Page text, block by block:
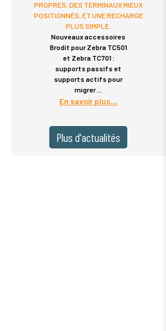
PROPRES, DES TERMINAUX MIEUX
POSITIONNÉS, ET UNE RECHARGE
PLUS SIMPLE.
Nouveaux accessoires
Brodit pour Zebra TC501
et Zebra TC701 :
supports passifs et
supports actifs pour
migrer
En savoir plus
Plus d'actualités